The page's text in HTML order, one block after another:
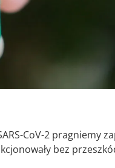
CoV-2 pragniemy
bez